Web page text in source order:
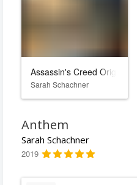
Assassin's Creed Origins
Sarah Schachner
Anthem
Sarah Schachner
2019